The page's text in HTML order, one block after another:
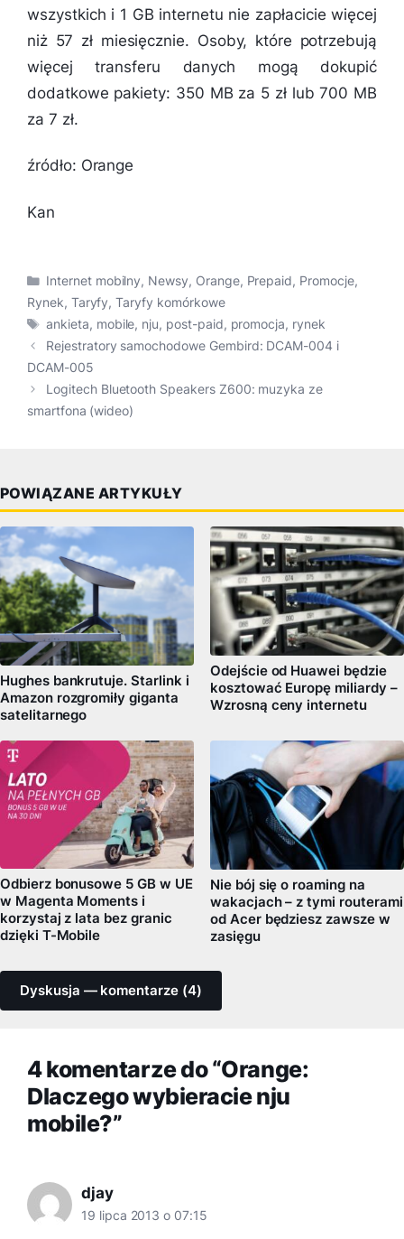
wszystkich i 1 GB internetu nie zapłacicie więcej
niż 57 zł miesięcznie. Osoby, które potrzebują
więcej transferu danych mogą dokupić
dodatkowe pakiety: 350 MB za 5 zł lub 700 MB
za 7 zł.
źródło: Orange
Kan
Kategorie
Internet mobilny, Newsy, Orange, Prepaid, Promocje,
Rynek, Taryfy,Taryfy komórkowe
Tagi
ankieta, mobile, nju, post-paid, promocja, rynek
Rejestratory samochodowe Gembird: DCAM-004 i
DCAM-005
Logitech Bluetooth Speakers Z600: muzyka ze
smartfona (wideo)
POWIĄZANE ARTYKUŁY
Hughes bankrutuje. Starlink i
Amazon rozgromiły giganta
satelitarnego
Odejście od Huawei będzie
kosztować Europę miliardy –
Wzrosną ceny internetu
Odbierz bonusowe 5 GB w UE
w Magenta Moments i
korzystaj z lata bez granic
dzięki T-Mobile
Nie bój się o roaming na
wakacjach – z tymi routerami
od Acer będziesz zawsze w
zasięgu
Dyskusja — komentarze (4)
4 komentarze do “Orange:
Dlaczego wybieracie nju
mobile?”
djay
19 lipca 2013 o 07:15